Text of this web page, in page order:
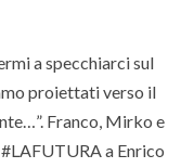
a specchiarci sul
proiettati verso il
Franco, Mirko e
a Enrico